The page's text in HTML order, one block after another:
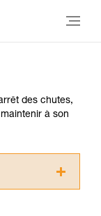
des chutes,
à son